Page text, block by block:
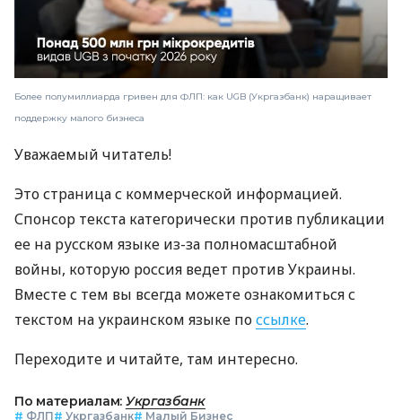
Более полумиллиарда гривен для ФЛП: как UGB (Укргазбанк) наращивает
поддержку малого бизнеса
Уважаемый читатель!
Это страница с коммерческой информацией.
Спонсор текста категорически против публикации
ее на русском языке из-за полномасштабной
войны, которую россия ведет против Украины.
Вместе с тем вы всегда можете ознакомиться с
текстом на украинском языке поссылке.
Переходите и читайте, там интересно.
По материалам: Укргазбанк
# ФЛП# Укргазбанк# Малый Бизнес